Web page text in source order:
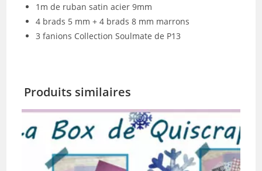
1m de ruban satin acier 9mm
4 brads 5 mm + 4 brads 8 mm marrons
3 fanions Collection Soulmate de P13
Produits similaires